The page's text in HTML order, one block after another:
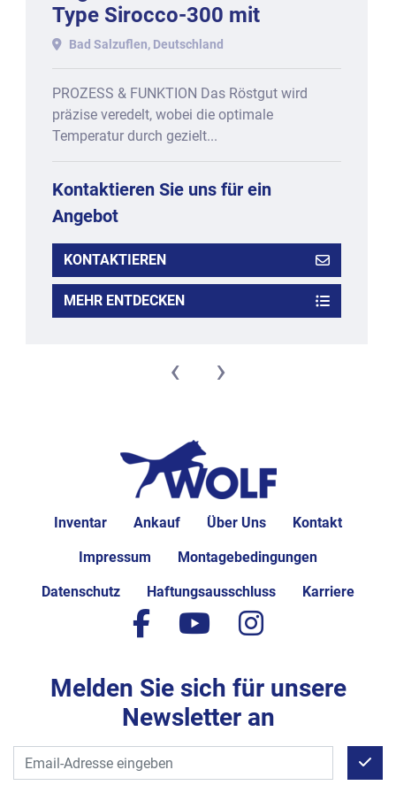
Type Sirocco-300 mit
Kühlschiff.
Bad Salzuflen, Deutschland
PROZESS & FUNKTION Das Röstgut wird
präzise veredelt, wobei die optimale
Temperatur durch gezielt...
Kontaktieren Sie uns für ein
Angebot
KONTAKTIEREN
MEHR ENTDECKEN
‹ ›
Inventar Ankauf Über Uns Kontakt
Impressum Montagebedingungen
Datenschutz Haftungsausschluss Karriere
facebook
youtubeinstagram
Melden Sie sich für unsere
Newsletter an